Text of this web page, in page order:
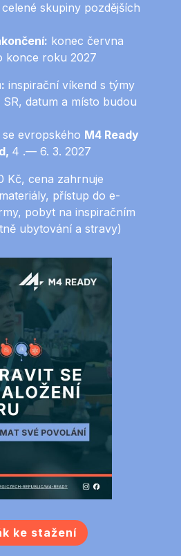
skupiny pozdějších
konec června
konce roku 2027
inspirační víkend s týmy
datum a místo budou
evropského M4 Ready
, 4 .— 6. 3. 2027
Kč, cena zahrnuje
, přístup do e-
pobyt na inspiračním
ubytování a stravy)
ke stažení